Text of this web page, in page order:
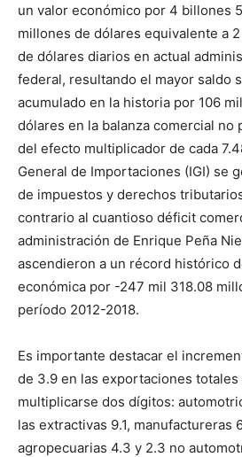
un valor económico por 4 billones
millones de dólares equivalente a
de dólares diarios en actual
federal, resultando el mayor saldo
acumulado en la historia por 106
dólares en la balanza comercial no
del efecto multiplicador de cada
General de Importaciones (IGI) se
de impuestos y derechos
contrario al cuantioso déficit
administración de Enrique Peña
ascendieron a un récord histórico
económica por -247 mil 318.08
período 2012-2018.
Es importante destacar el
de 3.9 en las exportaciones totales
multiplicarse dos dígitos:
las extractivas 9.1, manufactureras
agropecuarias 4.3 y 2.3 no